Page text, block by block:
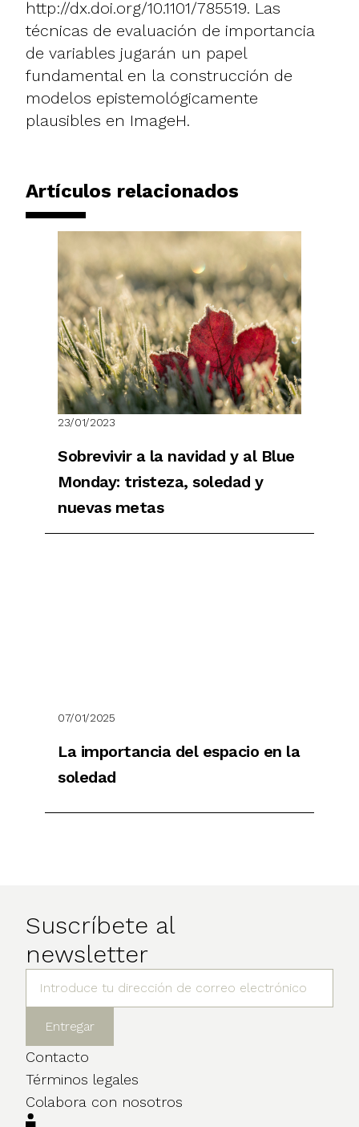
http://dx.doi.org/10.1101/785519. Las
técnicas de evaluación de importancia
de variables jugarán un papel
fundamental en la construcción de
modelos epistemológicamente
plausibles en ImageH.
Artículos relacionados
23/01/2023
Sobrevivir a la navidad y al Blue
Monday: tristeza, soledad y
nuevas metas
07/01/2025
La importancia del espacio en la
soledad
Suscríbete al
newsletter
Contacto
Términos legales
Colabora con nosotros